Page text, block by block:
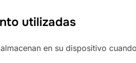
utilizadas
en su dispositivo